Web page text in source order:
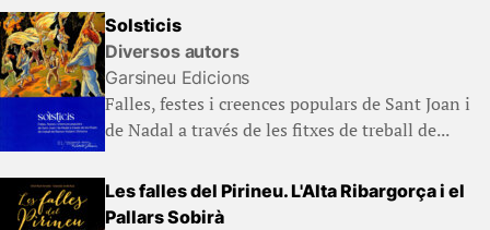
Solsticis
Diversos autors
Garsineu Edicions
Falles, festes i creences populars de Sant Joan i
de Nadal a través de les fitxes de treball de...
Les falles del Pirineu. L'Alta Ribargorça i el
Pallars Sobirà